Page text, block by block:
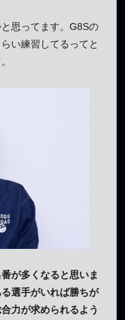
思ってます。G8Sの
い練習してるってと
が多くなると思いま
選手がいれば勝ちが
力が求められるよう